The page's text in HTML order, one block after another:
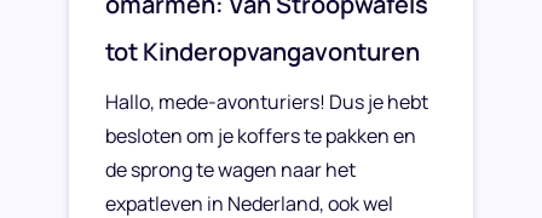
tot Kinderopvangavonturen
Hallo, mede-avonturiers! Dus je hebt
besloten om je koffers te pakken en
de sprong te wagen naar het
expatleven in Nederland, ook wel